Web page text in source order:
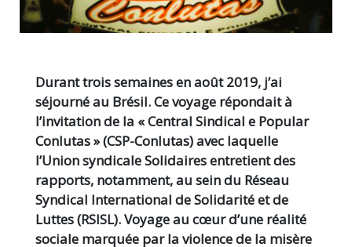
Durant trois semaines en août 2019, j’ai
séjourné au Brésil. Ce voyage répondait à
l’invitation de la « Central Sindical e Popular
Conlutas » (CSP-Conlutas) avec laquelle
l’Union syndicale Solidaires entretient des
rapports, notamment, au sein du Réseau
Syndical International de Solidarité et de
Luttes (RSISL). Voyage au cœur d’une réalité
sociale marquée par la violence de la misère